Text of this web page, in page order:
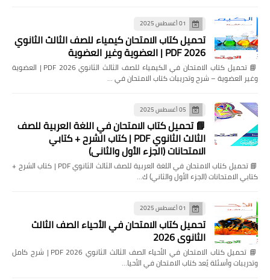
01 أغسطس 2025
تحميل كتاب الامتحان كيمياء للصف الثالث الثانوي
2026 PDF | العضوية وغير العضوية
📘 تحميل كتاب الامتحان في الكيمياء للصف الثالث الثانوي 2026 PDF | العضوية
وغير العضوية – شرح وتدريبات كتاب الامتحان في …
05 أغسطس 2025
📘 تحميل كتاب الامتحان في اللغة العربية للصف
الثالث الثانوي PDF | كتاب الشرح + كتابي
الامتحانات (الجزء الأول والثاني)
📘 تحميل كتاب الامتحان في اللغة العربية للصف الثالث الثانوي PDF | كتاب الشرح +
كتابي الامتحانات (الجزء الأول والثاني) ك…
01 أغسطس 2025
تحميل كتاب الامتحان في الأحياء الصف الثالث
الثانوي 2026
📘 تحميل كتاب الامتحان في الأحياء الصف الثالث الثانوي 2026 PDF | شرح كامل
وتدريبات وأسئلة يُعد كتاب الامتحان في الأحيا…